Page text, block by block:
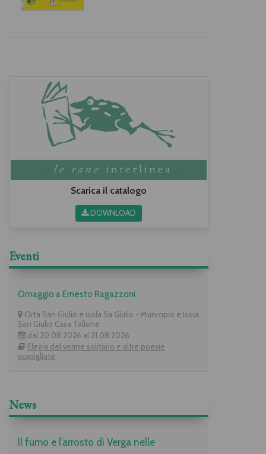
Scarica il catalogo
DOWNLOAD
Eventi
Omaggio a Ernesto Ragazzoni
Orta San Giulio e isola Sa Giulio - Municipio e Isola
San Giulio Casa Tallone
dal 20.08.2026 al 21.08.2026
Elegia del verme solitario e altre poesie
scapigliate
News
Il fumo e l’arrosto di Verga nelle